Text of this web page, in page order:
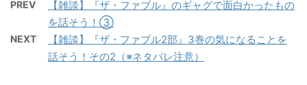
PREV
【雑談】『ザ・ファブル』のギャグで面白かったもの
を話そう！③
NEXT
【雑談】『ザ・ファブル2部』3巻の気になることを
話そう！その2（※ネタバレ注意）